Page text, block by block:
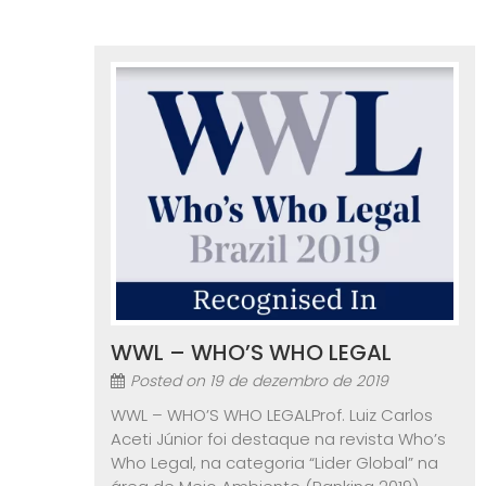
WWL – WHO’S WHO LEGAL
Posted on 19 de dezembro de 2019
WWL – WHO’S WHO LEGAL​Prof. Luiz Carlos
Aceti Júnior foi destaque na revista Who’s
Who Legal, na categoria “Lider Global” na